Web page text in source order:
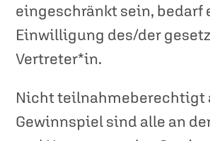
eingeschränkt sein, bedarf
Einwilligung des/der
Vertreter*in.
Nicht teilnahmeberechtigt
Gewinnspiel sind alle an